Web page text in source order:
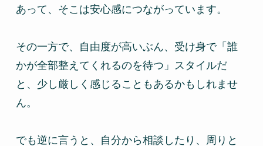
あって、そこは安心感につながっています。
その一方で、自由度が高いぶん、受け身で「誰
かが全部整えてくれるのを待つ」スタイルだ
と、少し厳しく感じることもあるかもしれませ
ん。
でも逆に言うと、自分から相談したり、周りと